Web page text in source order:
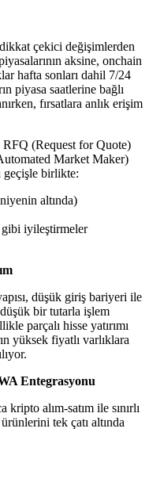
çekici değişimlerden
aksine, onchain
hafta sonları dahil 7/24
piyasa saatlerine bağlı
fırsatlara anlık erişim
RFQ (Request for Quote)
Market Maker)
geçişle birlikte:
altında)
gibi iyileştirmeler
düşük giriş bariyeri ile
bir tutarla işlem
parçalı hisse yatırımı
yüksek fiyatlı varlıklara
Entegrasyonu
alım-satım ile sınırlı
tek çatı altında